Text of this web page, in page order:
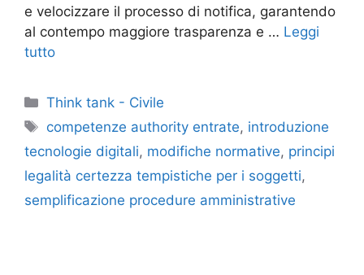
e velocizzare il processo di notifica, garantendo
al contempo maggiore trasparenza e … Leggi
tutto
Categorie
Think tank - Civile
Tag
competenze authority entrate, introduzione
tecnologie digitali, modifiche normative, principi
legalità certezza tempistiche per i soggetti,
semplificazione procedure amministrative